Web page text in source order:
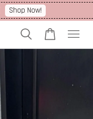
Shop Now!